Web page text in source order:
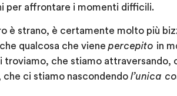
per affrontare i momenti difficili.
è strano, è certamente molto più
qualcosa che viene percepito in
troviamo, che stiamo
che ci stiamo nascondendo l’unica